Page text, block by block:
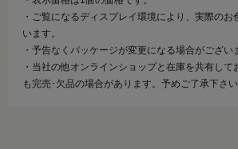
・ご覧になるディスプレイ環境により、実際の
います。
・予告なくパッケージが変更になる場合がござい
・当社の他オンラインショップと在庫を共有して
も完売･欠品の場合があります。予めご了承下さい